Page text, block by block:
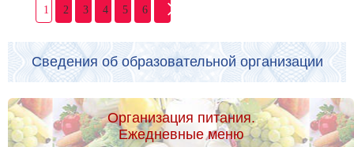
1 2 3 4 5 6
Сведения об образовательной организации
Организация питания.
Ежедневные меню